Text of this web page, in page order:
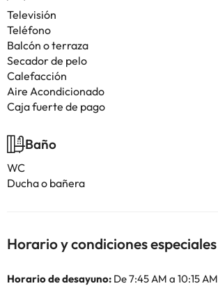
Televisión
Teléfono
Balcón o terraza
Secador de pelo
Calefacción
Aire Acondicionado
Caja fuerte de pago
Baño
WC
Ducha o bañera
Horario y condiciones especiales
Horario de desayuno: De 7:45 AM a 10:15 AM